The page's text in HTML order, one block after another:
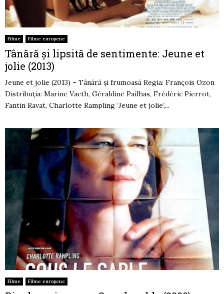
Filme Filme europene
Tânără și lipsită de sentimente: Jeune et
jolie (2013)
Jeune et jolie (2013) – Tânără și frumoasă Regia: François Ozon
Distribuția: Marine Vacth, Géraldine Pailhas, Frédéric Pierrot,
Fantin Ravat, Charlotte Rampling ‘Jeune et jolie’,...
Filme Filme europene